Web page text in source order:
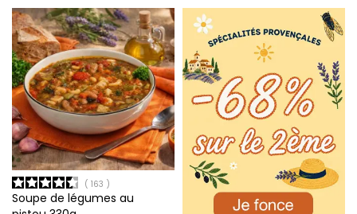
n’attend que vous !
163
Soupe de légumes au